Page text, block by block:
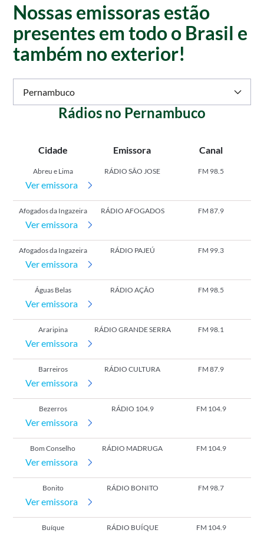
Nossas emissoras estão
presentes em todo o Brasil e
também no exterior!
Pernambuco
Rádios no Pernambuco
Cidade Emissora Canal
Abreu e Lima RÁDIO SÃO JOSE FM 98.5
Ver emissora
Afogados da Ingazeira RÁDIO AFOGADOS FM 87.9
Ver emissora
Afogados da Ingazeira RÁDIO PAJEÚ FM 99.3
Ver emissora
Águas Belas RÁDIO AÇÃO FM 98.5
Ver emissora
Araripina RÁDIO GRANDE SERRA FM 98.1
Ver emissora
Barreiros RÁDIO CULTURA FM 87.9
Ver emissora
Bezerros RÁDIO 104.9 FM 104.9
Ver emissora
Bom Conselho RÁDIO MADRUGA FM 104.9
Ver emissora
Bonito RÁDIO BONITO FM 98.7
Ver emissora
Buíque RÁDIO BUÍQUE FM 104.9